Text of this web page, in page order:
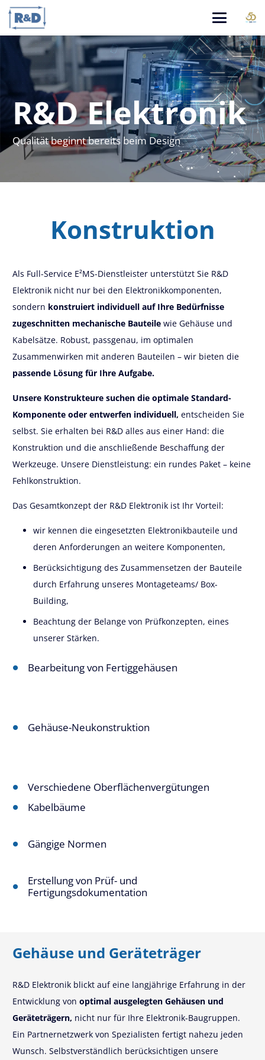
R&D Elektronik
Qualität beginnt bereits beim Design
Konstruktion
Als Full-Service E²MS-Dienstleister unterstützt Sie R&D
Elektronik nicht nur bei den Elektronikkomponenten,
sondern konstruiert individuell auf Ihre Bedürfnisse
zugeschnitten mechanische Bauteile wie Gehäuse und
Kabelsätze. Robust, passgenau, im optimalen
Zusammenwirken mit anderen Bauteilen – wir bieten die
passende Lösung für Ihre Aufgabe.
Unsere Konstrukteure suchen die optimale Standard-
Komponente oder entwerfen individuell, entscheiden Sie
selbst. Sie erhalten bei R&D alles aus einer Hand: die
Konstruktion und die anschließende Beschaffung der
Werkzeuge. Unsere Dienstleistung: ein rundes Paket – keine
Fehlkonstruktion.
Das Gesamtkonzept der R&D Elektronik ist Ihr Vorteil:
wir kennen die eingesetzten Elektronikbauteile und
deren Anforderungen an weitere Komponenten,
Berücksichtigung des Zusammensetzen der Bauteile
durch Erfahrung unseres Montageteams/ Box-
Building,
Beachtung der Belange von Prüfkonzepten, eines
unserer Stärken.
Bearbeitung von Fertiggehäusen
Gehäuse-Neukonstruktion
Verschiedene Oberflächenvergütungen
Kabelbäume
Gängige Normen
Erstellung von Prüf- und
Fertigungsdokumentation
Gehäuse und Geräteträger
R&D Elektronik blickt auf eine langjährige Erfahrung in der
Entwicklung von optimal ausgelegten Gehäusen und
Geräteträgern, nicht nur für Ihre Elektronik-Baugruppen.
Ein Partnernetzwerk von Spezialisten fertigt nahezu jeden
Wunsch. Selbstverständlich berücksichtigen unsere